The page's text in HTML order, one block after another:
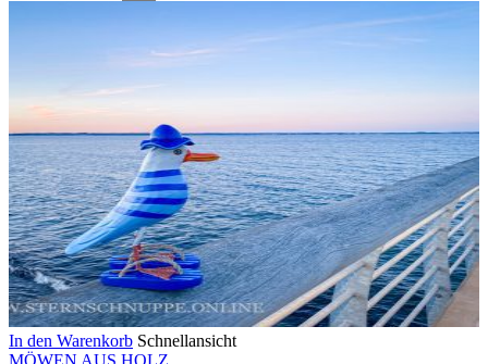
In den Warenkorb Schnellansicht